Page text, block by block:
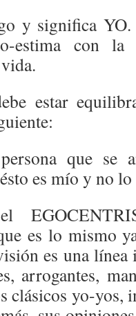
y significa
estima con la
estar
que se
es mío y no lo
es lo mismo
es una línea
arrogantes,
clásicos yo-yos,